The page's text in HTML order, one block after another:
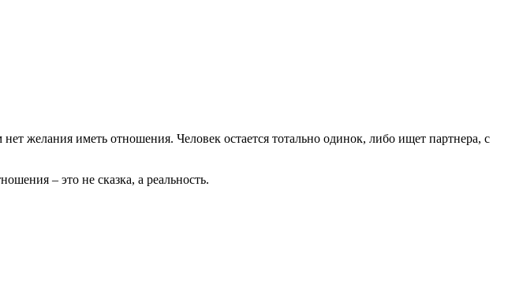
желания иметь отношения. Человек остается тотально одинок, либо ищет партнера, с
– это не сказка, а реальность.